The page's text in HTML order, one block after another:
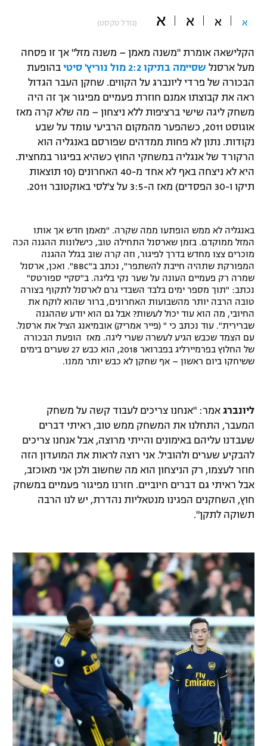
תקנון עבור פעילות אלקטרה
תקנון עבור פעילות ספורט 1 – "מרלן"
גיימינג E-Sports
תנאי שימוש
מדיניות פרטיות
רשיון להקרנה פומבית לבית עסק
הצטרפות לחבילת הערוצים
לוח דרושים – ג'ובנט
תגיות
המגזין
כדורמים
פוטבול אמריקאי NFL
בייסבול MLB
ספורט אתגרי ואקסטרים
אומנויות לחימה
גיימינג E-Sports
א א א א (גודל טקסט)
הקלישאה אומרת "משנה מאמן – משנה מזל" אך זו פסחה
מעל ארסנל שסיימה בתיקו 2:2 מול נוריץ' סיטי
בהופעת
הבכורה של פרדי ליונברג על הקווים. שחקן העבר הגדול
ראה את קבוצתו אמנם חוזרת פעמיים מפיגור אך זה היה
משחק ליגה שישי ברציפות ללא ניצחון – מה שלא קרה מאז
אוגוסט 2011, כשהפער מהמקום הרביעי עומד על שבע
נקודות. נתון לא פחות ממדהים שפורסם באנגליה הוא
הרקורד של אנגליה במשחקי החוץ כשהיא בפיגור במחצית.
היא לא ניצחה באף לא אחד מ-40 האחרונים (10 תוצאות
תיקו ו-30 הפסדים) מאז ה-3:5 על צ'לסי באוקטובר 2011.
באנגליה לא ממש הופתעו ממה שקרה. "מאמן חדש אך אותו
המזל ממוקדם. בזמן שארסנל התחילה טוב, כישלונות ההגנה הכה
מוכרים צצו מחדש בדרך לפיגור, וזה קרה שוב בגלל ההגנה
המפורקת שתהיה חייבת להשתפר", נכתב ב"BBC". ואכן, ארסנל
שמרה רק פעמיים העונה על שער נקי בליגה. ב"סקיי ספורטס"
נכתב: "תוך מספר ימים בלבד השבדי גרם לארסנל לתקוף בצורה
טובה הרבה יותר מהשבועות האחרונים, ברור שהוא לוקח את
החיובי, מה הוא עוד יכול לעשות? אבל גם הוא יודע שההגנה
שברירית". עוד נכתב כי " (פייר אמריק) אובמיאנג הציל את ארסנל.
עם הצמד שכבש הגיע לעשרה שערי ליגה. מאז הופעת הבכורה
של החלוץ בפרמיירליג בפברואר 2018, הוא כבש 27 שערים בימים
ששיחקו ביום ראשון – אף שחקן לא כבש יותר ממנו.
ליונברג אמר: "אנחנו צריכים לעבוד קשה על משחק
המעבר, התחלנו את המשחק ממש טוב, ראיתי דברים
שעבדנו עליהם באימונים והייתי מרוצה, אבל אנחנו צריכים
להבקיע שערים ולהוביל. אני רוצה לראות את המועדון הזה
חוזר לעצמו, רק הניצחון הוא מה שחשוב ולכן אני מאוכזב,
אבל ראיתי גם דברים חיוביים. חזרנו מפיגור פעמיים במשחק
חוץ, השחקנים הפגינו מנטאליות נהדרת, יש לנו הרבה
תשוקה לתקן".